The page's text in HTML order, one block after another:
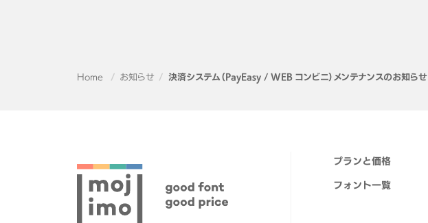
Home お知らせ 決済システム（PayEasy / WEB コンビニ）メンテナンスのお知らせ
プランと価格
フォント一覧